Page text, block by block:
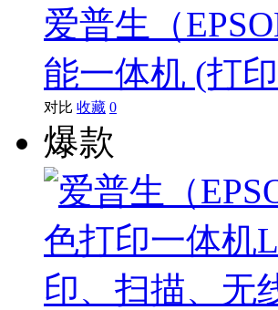
爱普生（
能一体机 (打
对比 收藏 0
爆款